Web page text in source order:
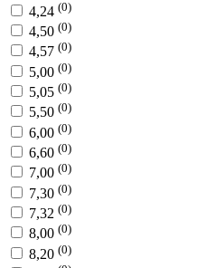
4,24 (0)
4,50 (0)
4,57 (0)
5,00 (0)
5,05 (0)
5,50 (0)
6,00 (0)
6,60 (0)
7,00 (0)
7,30 (0)
7,32 (0)
8,00 (0)
8,20 (0)